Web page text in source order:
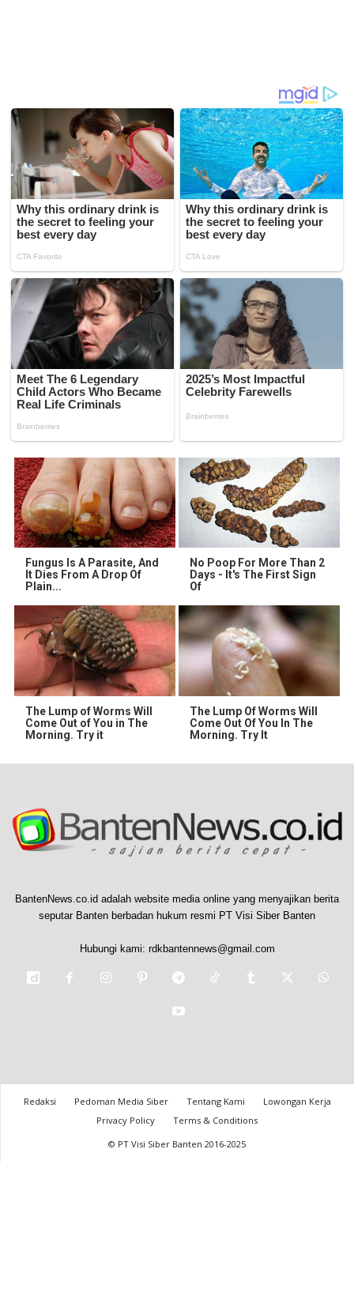
Fungus Is A Parasite, And
It Dies From A Drop Of
Plain...
No Poop For More Than 2
Days - It's The First Sign
Of
The Lump of Worms Will
Come Out of You in The
Morning. Try it
The Lump Of Worms Will
Come Out Of You In The
Morning. Try It
BantenNews.co.id adalah website media online yang menyajikan berita
seputar Banten berbadan hukum resmi PT Visi Siber Banten
Hubungi kami: rdkbantennews@gmail.com
Redaksi Pedoman Media Siber Tentang Kami
Lowongan Kerja
Privacy Policy
Terms & Conditions
© PT Visi Siber Banten 2016-2025